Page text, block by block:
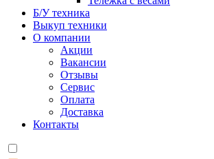
Б/У техника
Выкуп техники
О компании
Акции
Вакансии
Отзывы
Сервис
Оплата
Доставка
Контакты